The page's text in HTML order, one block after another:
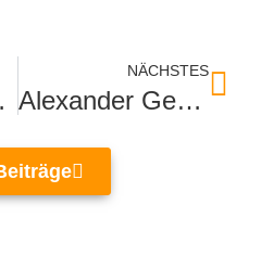
NÄCHSTES
Alexander Gerst will wieder ins All